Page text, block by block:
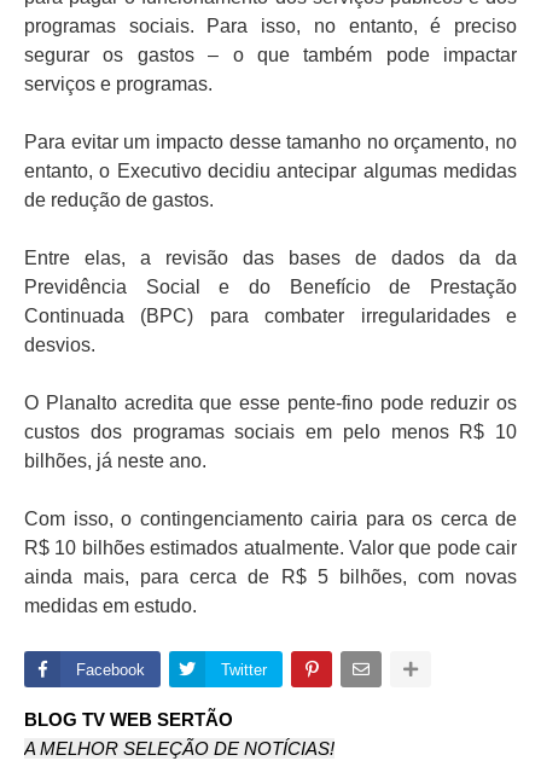
programas sociais. Para isso, no entanto, é preciso
segurar os gastos – o que também pode impactar
serviços e programas.
Para evitar um impacto desse tamanho no orçamento, no
entanto, o Executivo decidiu antecipar algumas medidas
de redução de gastos.
Entre elas, a revisão das bases de dados da da
Previdência Social e do Benefício de Prestação
Continuada (BPC) para combater irregularidades e
desvios.
O Planalto acredita que esse pente-fino pode reduzir os
custos dos programas sociais em pelo menos R$ 10
bilhões, já neste ano.
Com isso, o contingenciamento cairia para os cerca de
R$ 10 bilhões estimados atualmente. Valor que pode cair
ainda mais, para cerca de R$ 5 bilhões, com novas
medidas em estudo.
Facebook Twitter
BLOG TV WEB SERTÃO
A MELHOR SELEÇÃO DE NOTÍCIAS!